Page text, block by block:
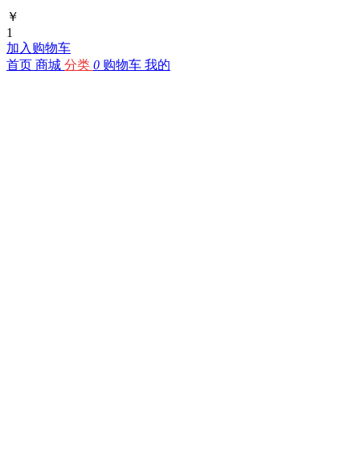
￥
1
加入购物车
首页 商城 分类 0 购物车 我的